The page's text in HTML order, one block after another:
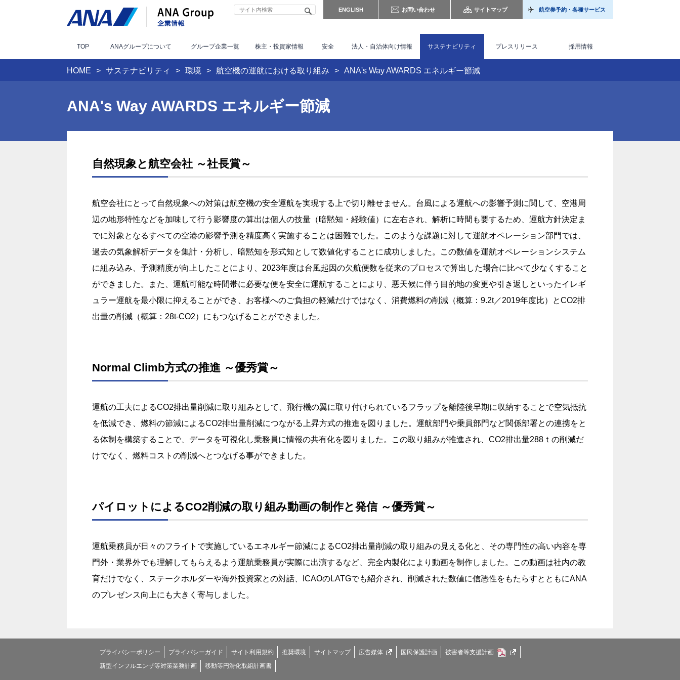
ENGLISH お問い合わせ サイトマップ 航空券予約・各種サービス
TOP ANAグループについて グループ企業一覧 株主・投資家情報 安全 法人・自治体向け情報 サステナビリティ プレスリリース 採用情報
HOME サステナビリティ 環境 航空機の運航における取り組み ANA's Way AWARDS エネルギー節減
ANA's Way AWARDS エネルギー節減
自然現象と航空会社 ～社長賞～
航空会社にとって自然現象への対策は航空機の安全運航を実現する上で切り離せません。台風による運航への影響予測に関して、空港周
辺の地形特性などを加味して行う影響度の算出は個人の技量（暗黙知・経験値）に左右され、解析に時間も要するため、運航方針決定ま
でに対象となるすべての空港の影響予測を精度高く実施することは困難でした。このような課題に対して運航オペレーション部門では、
過去の気象解析データを集計・分析し、暗黙知を形式知として数値化することに成功しました。この数値を運航オペレーションシステム
に組み込み、予測精度が向上したことにより、2023年度は台風起因の欠航便数を従来のプロセスで算出した場合に比べて少なくすること
ができました。また、運航可能な時間帯に必要な便を安全に運航することにより、悪天候に伴う目的地の変更や引き返しといったイレギ
ュラー運航を最小限に抑えることができ、お客様へのご負担の軽減だけではなく、消費燃料の削減（概算：9.2t／2019年度比）とCO2排
出量の削減（概算：28t-CO2）にもつなげることができました。
Normal Climb方式の推進 ～優秀賞～
運航の工夫によるCO2排出量削減に取り組みとして、飛行機の翼に取り付けられているフラップを離陸後早期に収納することで空気抵抗
を低減でき、燃料の節減によるCO2排出量削減につながる上昇方式の推進を図りました。運航部門や乗員部門など関係部署との連携をと
る体制を構築することで、データを可視化し乗務員に情報の共有化を図りました。この取り組みが推進され、CO2排出量288ｔの削減だ
けでなく、燃料コストの削減へとつなげる事ができました。
パイロットによるCO2削減の取り組み動画の制作と発信 ～優秀賞～
運航乗務員が日々のフライトで実施しているエネルギー節減によるCO2排出量削減の取り組みの見える化と、その専門性の高い内容を専
門外・業界外でも理解してもらえるよう運航乗務員が実際に出演するなど、完全内製化により動画を制作しました。この動画は社内の教
育だけでなく、ステークホルダーや海外投資家との対話、ICAOのLATGでも紹介され、削減された数値に信憑性をもたらすとともにANA
のプレゼンス向上にも大きく寄与しました。
プライバシーポリシー プライバシーガイド サイト利用規約 推奨環境 サイトマップ 広告媒体 国民保護計画
被害者等支援計画
新型インフルエンザ等対策業務計画
移動等円滑化取組計画書